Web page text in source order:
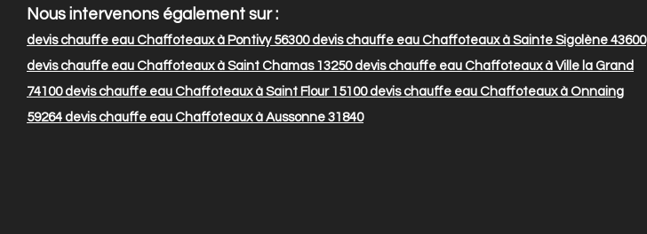
Nous intervenons également sur :
devis chauffe eau Chaffoteaux à Pontivy 56300devis chauffe eau Chaffoteaux à Sainte Sigolène 43600
devis chauffe eau Chaffoteaux à Saint Chamas 13250devis chauffe eau Chaffoteaux à Ville la Grand
74100devis chauffe eau Chaffoteaux à Saint Flour 15100devis chauffe eau Chaffoteaux à Onnaing
59264 devis chauffe eau Chaffoteaux à Aussonne 31840